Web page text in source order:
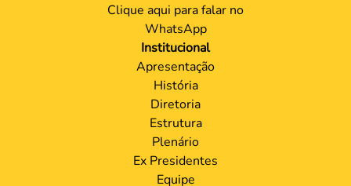
Clique aqui para falar no
WhatsApp
Institucional
Apresentação
História
Diretoria
Estrutura
Plenário
Ex Presidentes
Equipe